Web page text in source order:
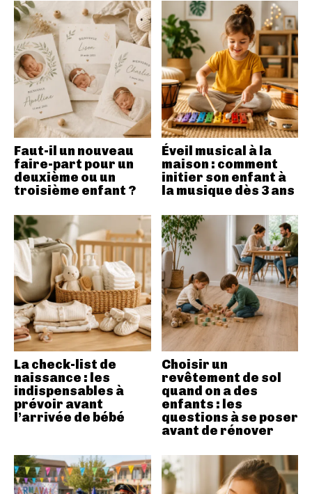
Faut-il un nouveau
faire-part pour un
deuxième ou un
troisième enfant ?
Éveil musical à la
maison : comment
initier son enfant à
la musique dès 3 ans
La check-list de
naissance : les
indispensables à
prévoir avant
l’arrivée de bébé
Choisir un
revêtement de sol
quand on a des
enfants : les
questions à se poser
avant de rénover